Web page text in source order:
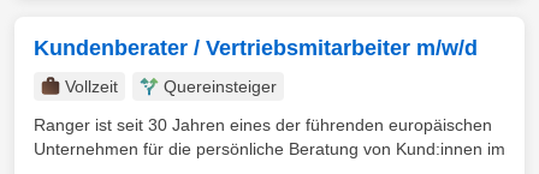
Kundenberater / Vertriebsmitarbeiter m/w/d
Vollzeit
Quereinsteiger
Ranger ist seit 30 Jahren eines der führenden europäischen
Unternehmen für die persönliche Beratung von Kund:innen im